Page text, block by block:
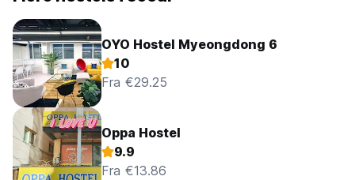
OYO Hostel Myeongdong 6
10
Fra €29.25
Oppa Hostel
9.9
Fra €13.86